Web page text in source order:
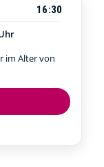
16:30
im Alter von